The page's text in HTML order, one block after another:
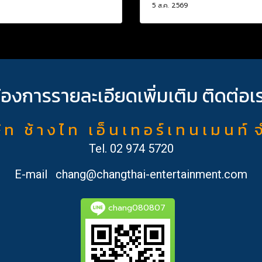
5 ส.ค. 2569
งการรายละเอียดเพิ่มเติม ติดต่อเ
ท ช้ า ง ไ ท เ อ็ น เ ท อ ร์ เ ท น เ ม น ท์
Tel. 02 974 5720
E-mail
chang@changthai-entertainment.com
chang080807